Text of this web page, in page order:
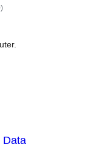
કુલ
રેટિંગ્સ
)
Data